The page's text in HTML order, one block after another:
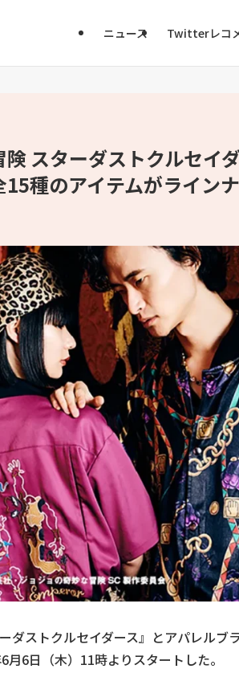
ニュース Twitterレコ
スターダストクルセイ
種のアイテムがライン
ストクルセイダース』とアパレルブ
6日（木）11時よりスタートした。